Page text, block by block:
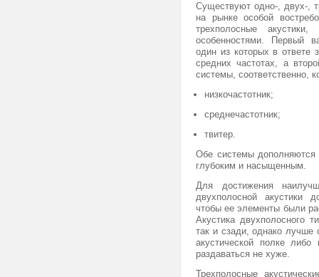
Существуют одно-, двух-,
на рынке особой
трехполосные акустики,
особенностями. Первый
один из которых в ответе
средних частотах, а
системы, соответственно,
низкочастотник;
среднечастотник;
твитер.
Обе системы дополняются
глубоким и насыщенным.
Для достижения
двухполосной акустики
чтобы ее элементы были
Акустика двухполосного
так и сзади, однако лучше
акустической полке
раздаваться не хуже.
Трехполосные